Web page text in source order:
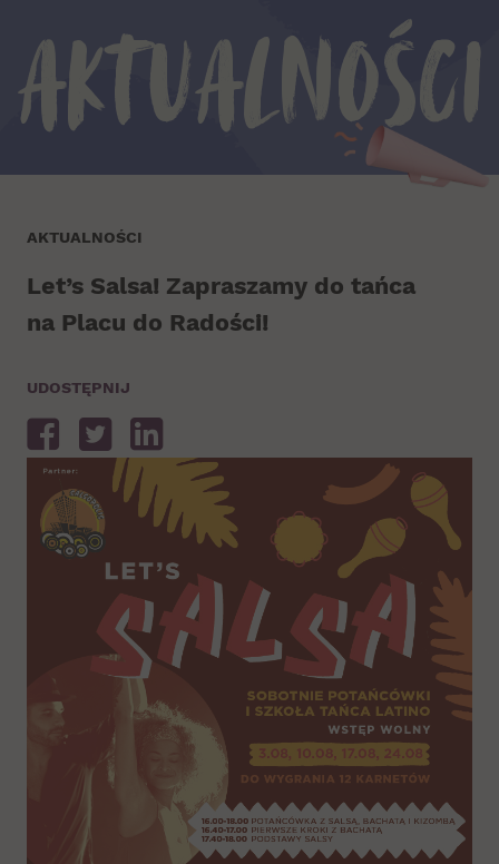
Aktualności
AKTUALNOŚCI
Let’s Salsa! Zapraszamy do tańca
na Placu do Radości!
UDOSTĘPNIJ